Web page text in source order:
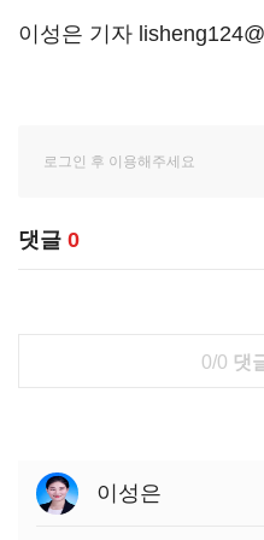
이성은 기자
댓글 0
0/0 댓
이성은